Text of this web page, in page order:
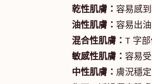
乾性肌膚： 容易感
油性肌膚： 容易出
混合性肌膚： T 字
敏感性肌膚： 容易
中性肌膚： 膚況穩